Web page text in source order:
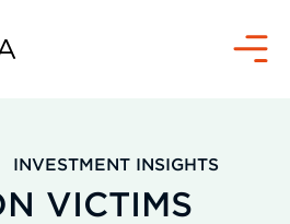
Menu
INVESTMENT INSIGHTS
VICTIMS